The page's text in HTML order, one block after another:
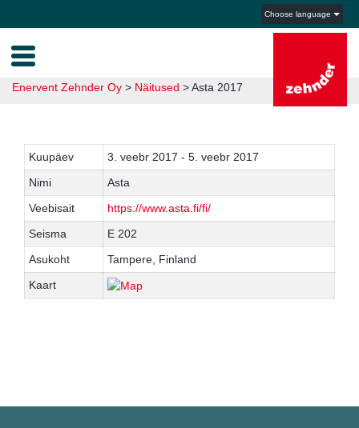
Choose language
Enervent Zehnder Oy > Näitused >Asta 2017
Kuupäev
3. veebr 2017 - 5. veebr 2017
Nimi
Asta
Veebisait
https://www.asta.fi/fi/
Seisma
E 202
Asukoht
Tampere, Finland
Kaart